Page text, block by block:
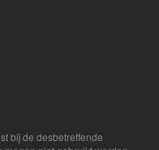
bij de desbetreffende